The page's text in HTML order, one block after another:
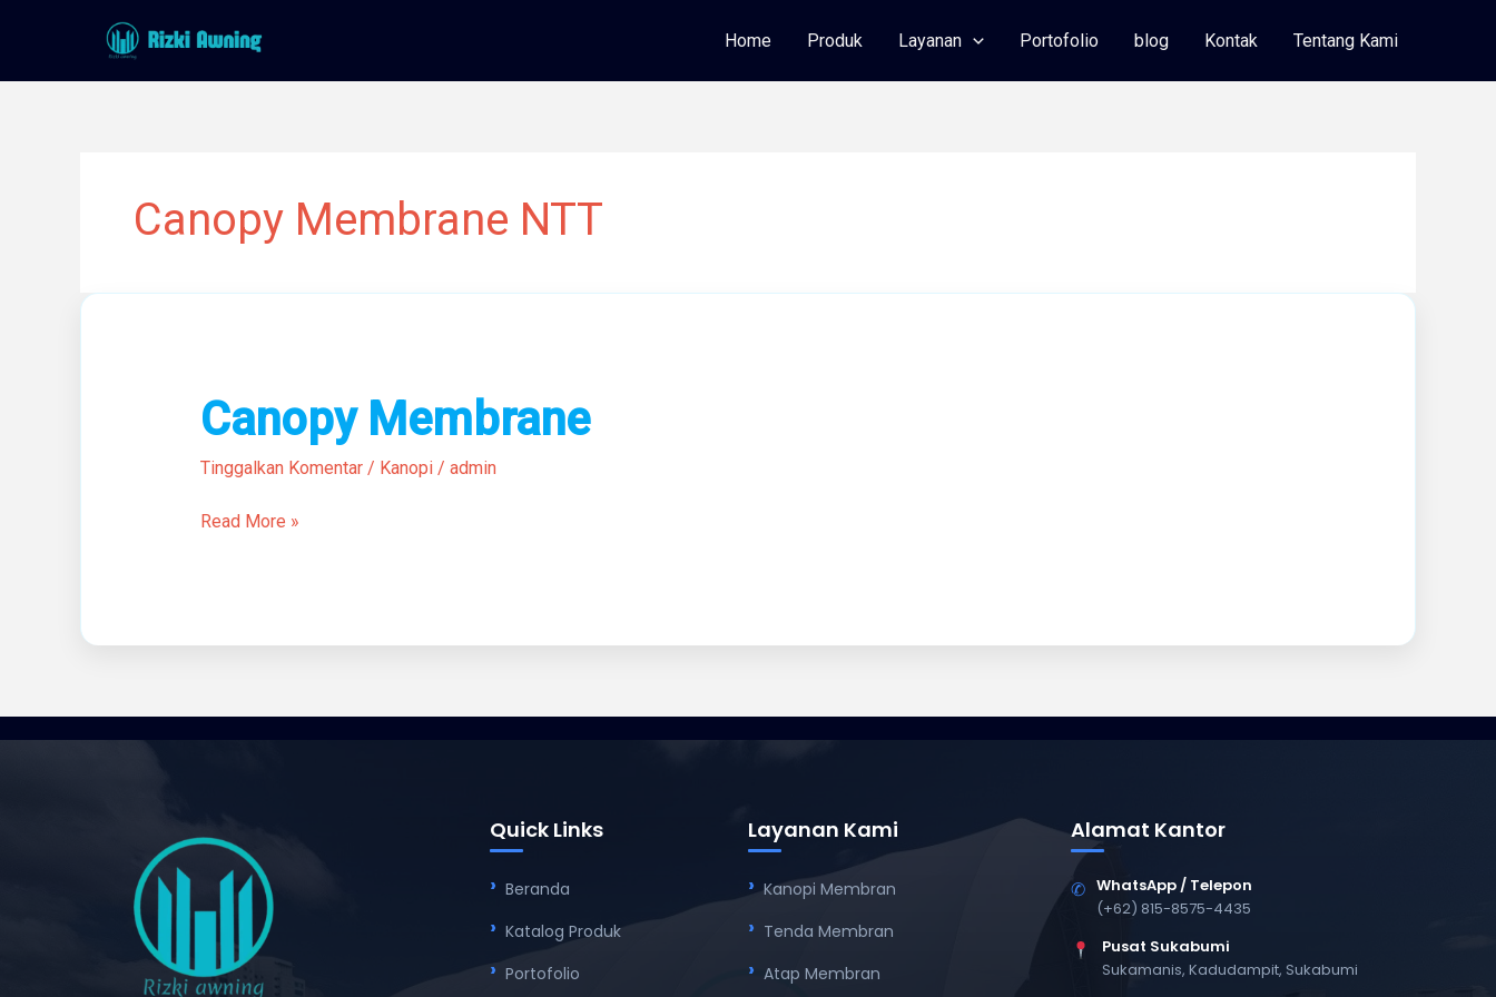
Home Produk Layanan Portofolio blog Kontak Tentang Kami
Canopy Membrane NTT
Canopy Membrane
Tinggalkan Komentar / Kanopi/ admin
Canopy
Membrane
Read More »
Quick Links
Beranda
Katalog Produk
Portofolio
Layanan Kami
Kanopi Membran
Tenda Membran
Atap Membran
Alamat Kantor
✆ WhatsApp / Telepon
(+62) 815-8575-4435
Pusat Sukabumi
Sukamanis, Kadudampit, Sukabumi